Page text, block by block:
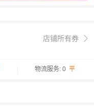
店铺所有券
物流服务: 0 平